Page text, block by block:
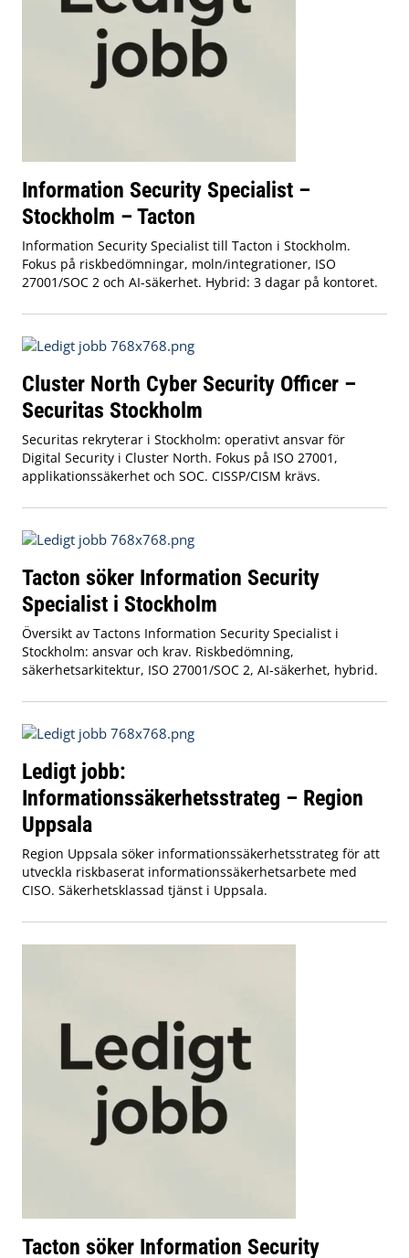
Information Security Specialist –
Stockholm – Tacton
Information Security Specialist till Tacton i Stockholm.
Fokus på riskbedömningar, moln/integrationer, ISO
27001/SOC 2 och AI-säkerhet. Hybrid: 3 dagar på kontoret.
Cluster North Cyber Security Officer –
Securitas Stockholm
Securitas rekryterar i Stockholm: operativt ansvar för
Digital Security i Cluster North. Fokus på ISO 27001,
applikationssäkerhet och SOC. CISSP/CISM krävs.
Tacton söker Information Security
Specialist i Stockholm
Översikt av Tactons Information Security Specialist i
Stockholm: ansvar och krav. Riskbedömning,
säkerhetsarkitektur, ISO 27001/SOC 2, AI‑säkerhet, hybrid.
Ledigt jobb:
Informationssäkerhetsstrateg – Region
Uppsala
Region Uppsala söker informationssäkerhetsstrateg för att
utveckla riskbaserat informationssäkerhetsarbete med
CISO. Säkerhetsklassad tjänst i Uppsala.
Tacton söker Information Security